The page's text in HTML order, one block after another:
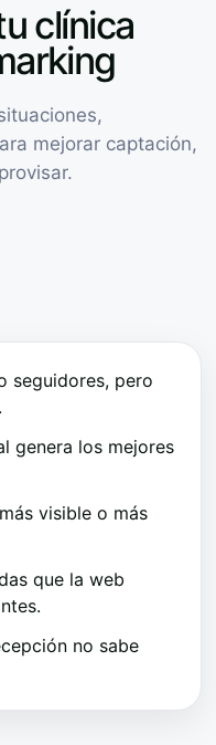
clínica
mejorar captación,
seguidores, pero
genera los mejores
visible o más
que la web
no sabe